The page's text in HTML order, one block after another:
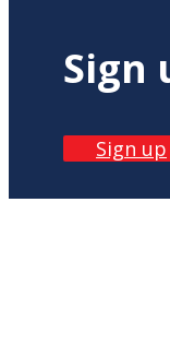
Sign
Sign up